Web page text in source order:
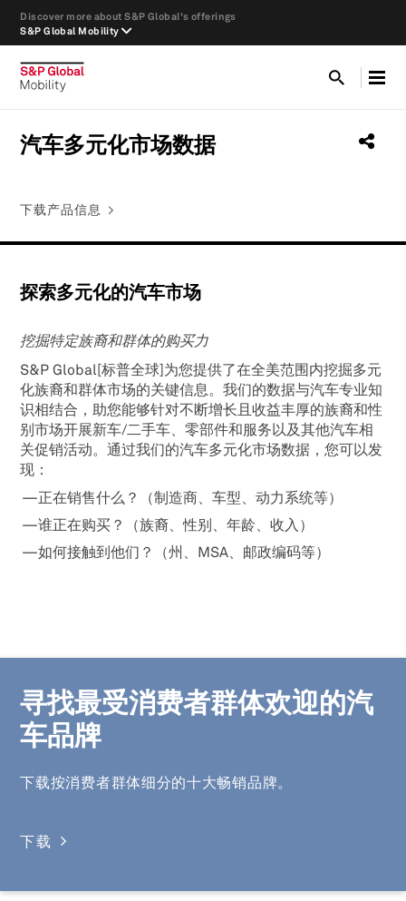
S&P Global Mobility
Discover more about S&P Global's offerings
汽车多元化市场数据
下载产品信息
探索多元化的汽车市场
挖掘特定族裔和群体的购买力
S&P Global[标普全球]为您提供了在全美范围内挖掘多元
化族裔和群体市场的关键信息。我们的数据与汽车专业知
识相结合，助您能够针对不断增长且收益丰厚的族裔和性
别市场开展新车/二手车、零部件和服务以及其他汽车相
关促销活动。通过我们的汽车多元化市场数据，您可以发
现：
正在销售什么？（制造商、车型、动力系统等）
谁正在购买？（族裔、性别、年龄、收入）
如何接触到他们？（州、MSA、邮政编码等）
寻找最受消费者群体欢迎的汽
车品牌
下载按消费者群体细分的十大畅销品牌。
下载